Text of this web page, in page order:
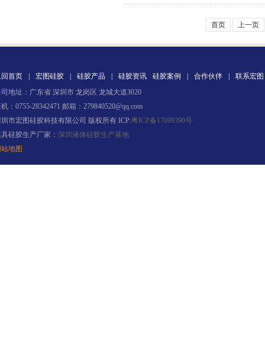
环保电子灌封胶
首页 上一页
首页 宏图硅胶 硅胶产品 硅胶资讯 硅胶案例 合作伙伴
联系宏图
地址：广东省 深圳市 龙岗区 龙城大道3020
：0755-28342471 邮箱：279840520@qq.com
市宏图硅胶科技有限公司 版权所有 ICP:粤ICP备17099390号
硅胶生产厂家： 深圳液体硅胶生产基地
地图